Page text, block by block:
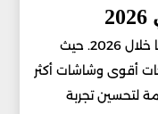
يشهد عالم الهواتف الذكية تطورًا سريعًا خلال 2026. حيث
أقوى وشاشات أكثر
لتحسين تجربة